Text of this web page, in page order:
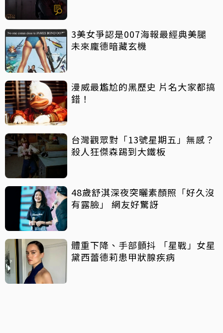
3美女爭認是007海報最經典美腿
未來龐德暗藏玄機
漫威最尷尬的黑歷史 片名大家都搞
錯！
台灣觀眾對「13號星期五」無感？
殺人狂傑森踢到大鐵板
48歲舒淇深夜突曬素顏照「好久沒
有露臉」 網友好驚訝
體重下降、手部顫抖 「星戰」女星
黛西蕾德莉患甲狀腺疾病